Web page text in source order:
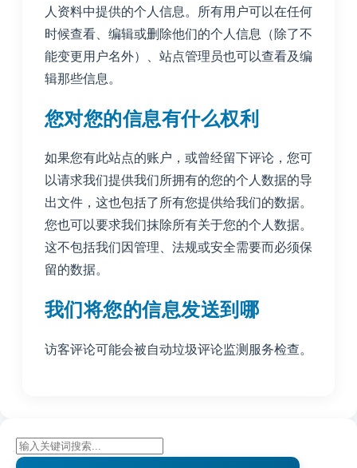
人资料中提供的个人信息。所有用户可以在任何
时候查看、编辑或删除他们的个人信息（除了不
能变更用户名外）、站点管理员也可以查看及编
辑那些信息。
您对您的信息有什么权利
如果您有此站点的账户，或曾经留下评论，您可
以请求我们提供我们所拥有的您的个人数据的导
出文件，这也包括了所有您提供给我们的数据。
您也可以要求我们抹除所有关于您的个人数据。
这不包括我们因管理、法规或安全需要而必须保
留的数据。
我们将您的信息发送到哪
访客评论可能会被自动垃圾评论监测服务检查。